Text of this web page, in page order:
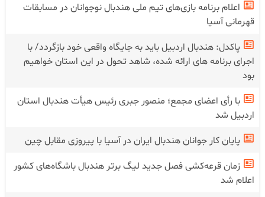
اعلام برنامه بازی‌های تیم ملی هندبال نوجوانان در مسابقات
قهرمانی آسیا
پاکدل: هندبال اردبیل باید به جایگاه واقعی خود بازگردد/ با
اجرای برنامه های ارائه شده، شاهد تحول در این استان خواهیم
بود
با رأی اعضای مجمع؛ منصور جبری رئیس هیأت هندبال استان
اردبیل شد
پایان کار جوانان هندبال ایران در آسیا با پیروزی مقابل چین
زمان قرعه‌کشی فصل جدید لیگ برتر هندبال باشگاه‌های کشور
اعلام شد